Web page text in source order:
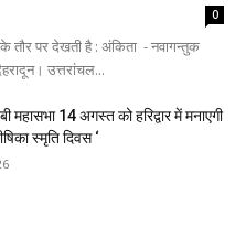
0
के तौर पर देखती है : अंकिता - नवागन्तुक
उत्तरांचल...
महासभा 14 अगस्त को हरिद्वार में मनाएगी
स्मृति दिवस ‘